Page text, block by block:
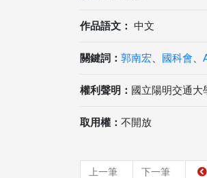
作品語文： 中文
關鍵詞： 郭南宏 國科會
權利聲明： 國立陽明交通大
取用權： 不開放
上一筆 下一筆